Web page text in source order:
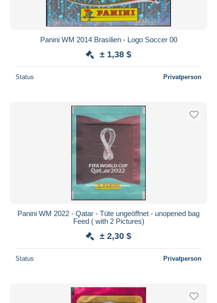
Panini WM 2014 Brasilien - Logo Soccer 00
± 1,38 $
Status Privatperson
Panini WM 2022 - Qatar - Tüte ungeöffnet - unopened bag
Feed ( with 2 Pictures)
± 2,30 $
Status Privatperson